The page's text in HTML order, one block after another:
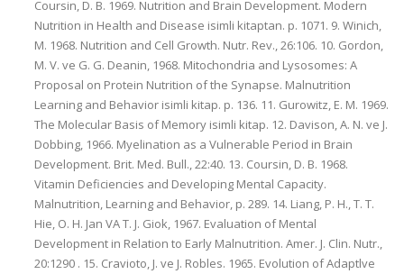
Coursin, D. B. 1969. Nutrition and Brain Development. Modern
Nutrition in Health and Disease isimli kitaptan. p. 1071. 9. Winich,
M. 1968. Nutrition and Cell Growth. Nutr. Rev., 26:106. 10. Gordon,
M. V. ve G. G. Deanin, 1968. Mitochondria and Lysosomes: A
Proposal on Protein Nutrition of the Synapse. Malnutrition
Learning and Behavior isimli kitap. p. 136. 11. Gurowitz, E. M. 1969.
The Molecular Basis of Memory isimli kitap. 12. Davison, A. N. ve J.
Dobbing, 1966. Myelination as a Vulnerable Period in Brain
Development. Brit. Med. Bull., 22:40. 13. Coursin, D. B. 1968.
Vitamin Deficiencies and Developing Mental Capacity.
Malnutrition, Learning and Behavior, p. 289. 14. Liang, P. H., T. T.
Hie, O. H. Jan VA T. J. Giok, 1967. Evaluation of Mental
Development in Relation to Early Malnutrition. Amer. J. Clin. Nutr.,
20:1290 . 15. Cravioto, J. ve J. Robles. 1965. Evolution of Adaptlve